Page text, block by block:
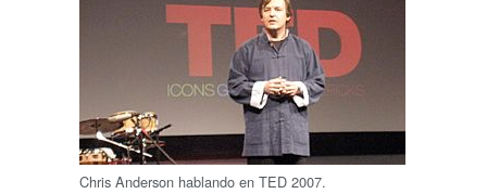
Chris Anderson hablando en TED 2007.